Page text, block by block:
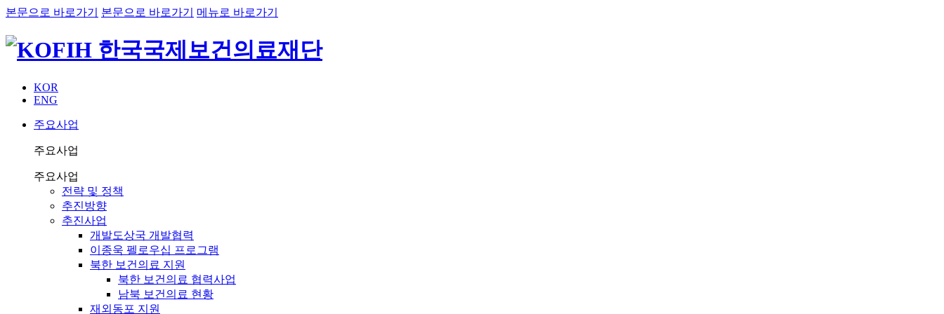
본문으로 바로가기 본문으로 바로가기 메뉴로 바로가기
KOR
ENG
주요사업
주요사업
주요사업
전략 및 정책
추진방향
추진사업
개발도상국 개발협력
이종욱 펠로우십 프로그램
북한 보건의료 지원
북한 보건의료 협력사업
남북 보건의료 현황
재외동포 지원